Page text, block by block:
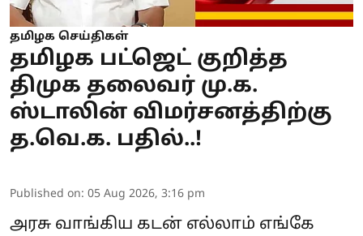
தமிழக செய்திகள்
தமிழக பட்ஜெட் குறித்த
திமுக தலைவர் மு.க.
ஸ்டாலின் விமர்சனத்திற்கு
த.வெ.க. பதில்..!
Published on: 05 Aug 2026, 3:16 pm
அரசு வாங்கிய கடன் எல்லாம் எங்கே